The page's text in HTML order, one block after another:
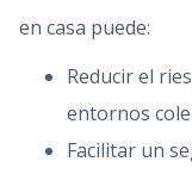
en casa puede:
Reducir el
entornos
Facilitar un